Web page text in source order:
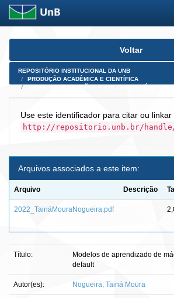
Skip
Voltar
REPOSITÓRIO INSTITUCIONAL DA UNB
PRODUÇÃO ACADÊMICA E CIENTÍFICA
Use este identificador para citar ou
http://repositorio.unb.br/handle/
Arquivos associados a este item:
Arquivo Descrição
2022_TaináMouraNogueira.pdf
Título:
Modelos de aprendizado de
default
Autor(es): Nogueira, Tainá Moura